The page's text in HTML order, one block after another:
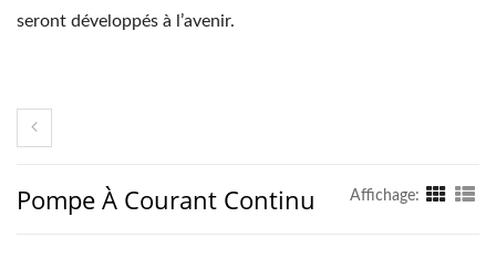
seront développés à l’avenir.
Pompe À Courant Continu Affichage: